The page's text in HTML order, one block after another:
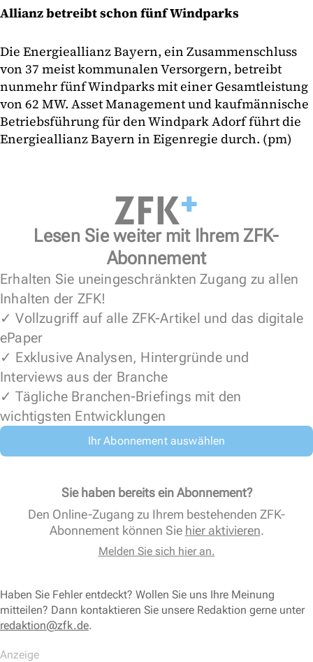
Allianz betreibt schon fünf Windparks
Die Energieallianz Bayern, ein Zusammenschluss
von 37 meist kommunalen Versorgern, betreibt
nunmehr fünf Windparks mit einer Gesamtleistung
von 62 MW. Asset Management und kaufmännische
Betriebsführung für den Windpark Adorf führt die
Energieallianz Bayern in Eigenregie durch. (pm)
Lesen Sie weiter mit Ihrem ZFK-
Abonnement
Erhalten Sie uneingeschränkten Zugang zu allen
Inhalten der ZFK!
✓ Vollzugriff auf alle ZFK-Artikel und das digitale
ePaper
✓ Exklusive Analysen, Hintergründe und
Interviews aus der Branche
✓ Tägliche Branchen-Briefings mit den
wichtigsten Entwicklungen
Ihr Abonnement auswählen
Sie haben bereits ein Abonnement?
Den Online-Zugang zu Ihrem bestehenden ZFK-
Abonnement können Sie hier aktivieren.
Melden Sie sich hier an.
Haben Sie Fehler entdeckt? Wollen Sie uns Ihre Meinung
mitteilen? Dann kontaktieren Sie unsere Redaktion gerne unter
redaktion@zfk.de.